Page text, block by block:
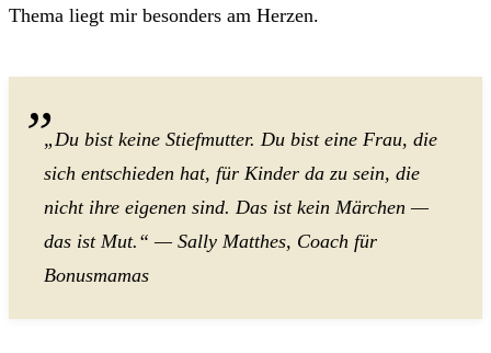
Thema liegt mir besonders am Herzen.
„Du bist keine Stiefmutter. Du bist eine Frau, die
sich entschieden hat, für Kinder da zu sein, die
nicht ihre eigenen sind. Das ist kein Märchen —
das ist Mut.“ — Sally Matthes, Coach für
Bonusmamas